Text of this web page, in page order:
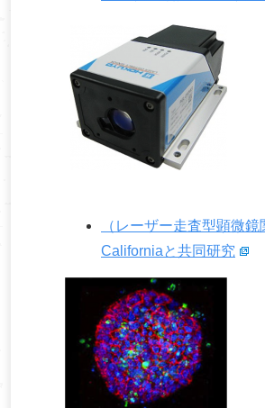
（レーザー走査型顕微
Californiaと共同研究